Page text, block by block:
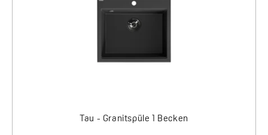
Tau - Granitspüle 1 Becken